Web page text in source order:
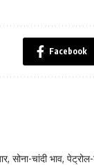
Facebook
सोना-चांदी भाव,